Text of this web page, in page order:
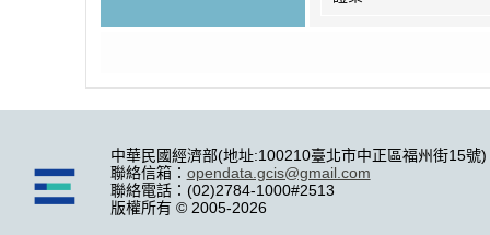
中華民國經濟部(地址:100210臺北市中正區福州街15號)
聯絡信箱： opendata.gcis@gmail.com
聯絡電話：(02)2784-1000#2513
版權所有 © 2005-2026